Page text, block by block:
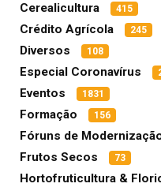
Cerealicultura 415
Crédito Agrícola 245
Diversos 108
Especial Coronavírus
Eventos 1831
Formação 156
Fóruns de
Frutos Secos 73
Hortofruticultura &